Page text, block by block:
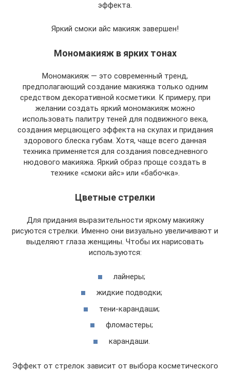
эффекта.
Яркий смоки айс макияж завершен!
Мономакияж в ярких тонах
Мономакияж — это современный тренд,
предполагающий создание макияжа только одним
средством декоративной косметики. К примеру, при
желании создать яркий мономакияж можно
использовать палитру теней для подвижного века,
создания мерцающего эффекта на скулах и придания
здорового блеска губам. Хотя, чаще всего данная
техника применяется для создания повседневного
нюдового макияжа. Яркий образ проще создать в
технике «смоки айс» или «бабочка».
Цветные стрелки
Для придания выразительности яркому макияжу
рисуются стрелки. Именно они визуально увеличивают и
выделяют глаза женщины. Чтобы их нарисовать
используются:
лайнеры;
жидкие подводки;
тени-карандаши;
фломастеры;
карандаши.
Эффект от стрелок зависит от выбора косметического